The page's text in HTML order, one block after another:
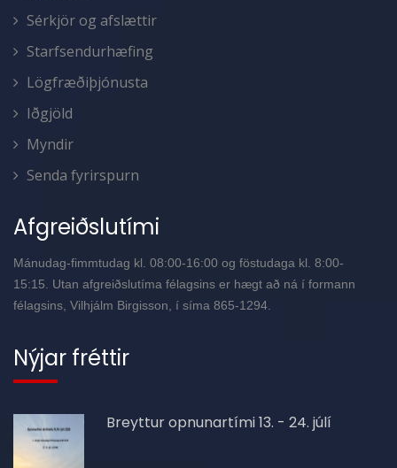
Sérkjör og afslættir
Starfsendurhæfing
Lögfræðiþjónusta
Iðgjöld
Myndir
Senda fyrirspurn
Afgreiðslutími
Mánudag-fimmtudag kl. 08:00-16:00 og föstudaga kl. 8:00-
15:15. Utan afgreiðslutíma félagsins er hægt að ná í formann
félagsins, Vilhjálm Birgisson, í síma 865-1294.
Nýjar fréttir
Breyttur opnunartími 13. - 24. júlí